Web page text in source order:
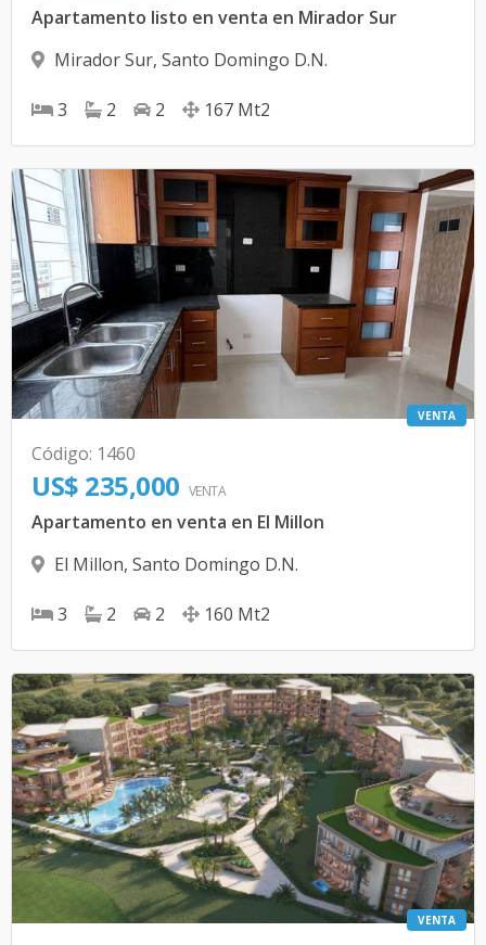
Apartamento listo en venta en Mirador Sur
Mirador Sur, Santo Domingo D.N.
3 2 2 167 Mt2
VENTA
Código: 1460
US$ 235,000 VENTA
Apartamento en venta en El Millon
El Millon, Santo Domingo D.N.
3 2 2 160 Mt2
VENTA